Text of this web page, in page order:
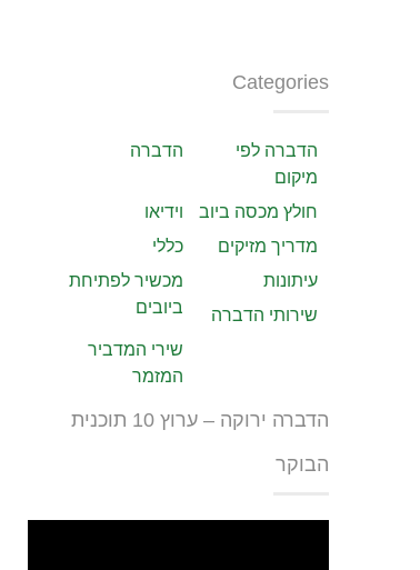
Categories
הדברה
הדברה לפי
מיקום
וידיאו
חולץ מכסה ביוב
כללי
מדריך מזיקים
מכשיר לפתיחת
ביובים
עיתונות
שירותי הדברה
שירי המדביר
המזמר
הדברה ירוקה – ערוץ 10 תוכנית
הבוקר